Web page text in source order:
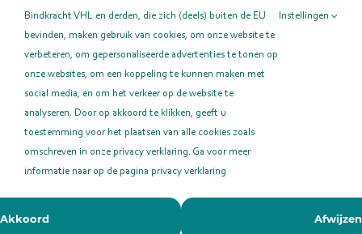
Facebook
X LinkedIn
E-
mail
Privacy Verklaring
Bindkracht VHL en derden, die zich (deels) buiten de EU
bevinden, maken gebruik van cookies, om onze website te
verbeteren, om gepersonaliseerde advertenties te tonen op
onze websites, om een koppeling te kunnen maken met
social media, en om het verkeer op de website te
analyseren. Door op akkoord te klikken, geeft u
toestemming voor het plaatsen van alle cookies zoals
omschreven in onze privacy verklaring. Ga voor meer
informatie naar op de pagina privacy verklaring
Instellingen
Akkoord Afwijzen